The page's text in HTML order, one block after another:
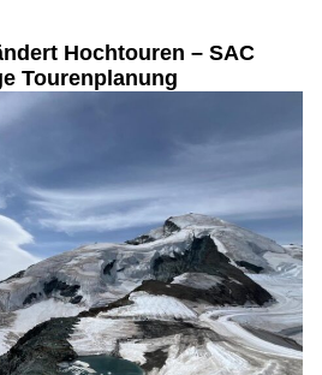
Hochtouren – SAC
Tourenplanung